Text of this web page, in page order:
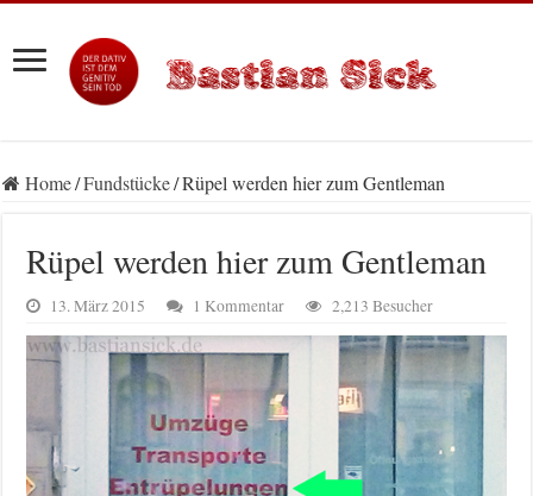
Home/Fundstücke/Rüpel werden hier zum Gentleman
Rüpel werden hier zum Gentleman
13. März 2015 1 Kommentar 2,213 Besucher